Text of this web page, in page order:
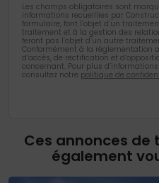
Les champs obligatoires sont
informations recueillies par
formulaire, font l’objet d’un
traitement et à la gestion des
feront pas l’objet d’un autre
Conformément à la règlementation
d’accès, de rectification et
concernant. Pour plus
consultez notre politique de
Ces annonces
également